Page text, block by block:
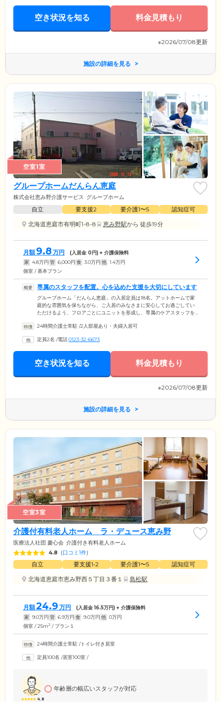
お天気のよい日には、みなさまとテラスでお茶をすることも。おだやか
空き状況を知る 料金見積もり
※2026/07/08更新
施設の詳細を見る
空室1室
グループホームだんらん恵庭
株式会社恵み野介護サービス グループホーム
自立 要支援2 要介護1〜5
認知症可
北海道恵庭市有明町1-8-8
恵み野駅から 徒歩19分
月額 9.8 万円 (入居金 0円) + 介護保険料
家 4.8万円 管 6,000円 食 3.0万円 他 1.4万円
個室 / 基本プラン
専属のスタッフを配置。心を込めた支援を大切にしています
グループホーム「だんらん恵庭」の入居定員は18名。アットホームで家
庭的な雰囲気を保ちながら、ご入居のみなさまに安心してお過ごしてい
ただけるよう、フロアごとにユニットを形成し、専属のケアスタッフを
居者様それぞれの個別のニーズに対応し、日常生活上のサポートを行い
スタッフまでお気軽にお話しください。ご入居者様が心穏やかに暮らせ
るよう、心を込めた支援を大切にしています。
24時間介護士常駐 /2人部屋あり・夫婦入居可
定員2名 /電話0123-32-6673
空き状況を知る 料金見積もり
※2026/07/08更新
施設の詳細を見る
空室3室
介護付有料老人ホーム ラ・デュース恵み野
医療法人社団 慶心会 介護付き有料老人ホーム
4.8 (口コミ1件)
自立 要支援1•2 要介護1〜5
認知症可
北海道恵庭市恵み野西５丁目３番１
島松駅
月額24.9 万円 (入居金16.5万円) + 介護保険料
家 9.0万円 管 6.9万円 食 9.0万円 他 0万円
個室 / 25m2 / プラン１
24時間介護士常駐 /トイレ付き居室
定員100名 /居室100室 /
4.8
年齢層の幅広いスタッフが対応